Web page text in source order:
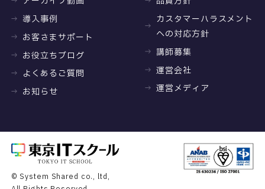
導入事例
お客さまサポート
お役立ちブログ
よくあるご質問
お知らせ
カスタマーハラスメント
への対応方針
講師募集
運営会社
運営メディア
© System Shared co., ltd,